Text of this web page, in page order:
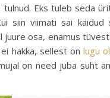
Eks tuleb seda
siin viimati sai
juure osa, enamus
hakka, sellest on lugu
on need juba suht